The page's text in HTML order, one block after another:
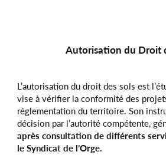
Autorisation du Droit
L’autorisation du droit des sols est
vise à vérifier la conformité des
réglementation du territoire. Son
décision par l’autorité compétente,
après consultation de différents
le Syndicat de l’Orge.